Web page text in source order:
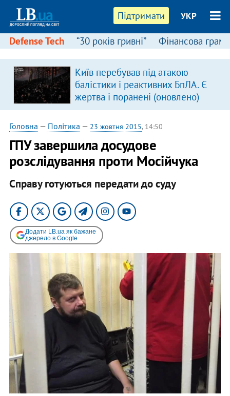
Підтримати УКР
Defense Tech “30 років гривні” Фінансова
Київ перебував під атакою
балістики і реактивних БпЛА. Є
жертва і поранені (оновлено)
Головна — Політика — 23 жовтня 2015, 14:50
ГПУ завершила досудове
розслідування проти Мосійчука
Справу готуються передати до суду
Додати LB.ua як бажане
джерело в Google